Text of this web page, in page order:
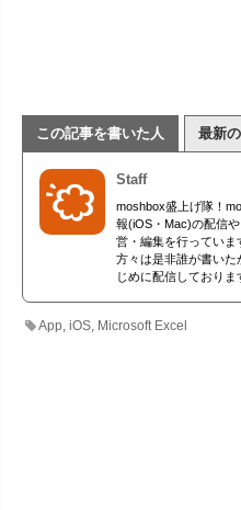
この記事を書いた人 最新
Staff
moshbox盛上げ隊！
報(iOS・Mac)の配信
営・編集を行っていま
方々は是非誰が書いた
じめに配信しておりま
App ,iOS Microsoft Excel